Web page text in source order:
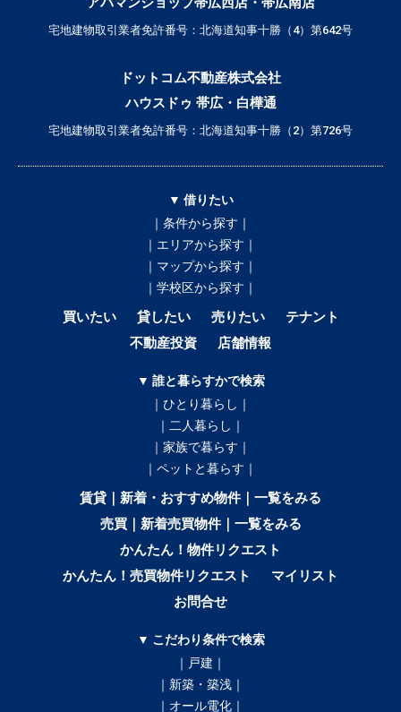
宅地建物取引業者免許番号：北海道知事十勝（4）第642号
ドットコム不動産株式会社
ハウスドゥ 帯広・白樺通
宅地建物取引業者免許番号：北海道知事十勝（2）第726号
▼ 借りたい
｜条件から探す｜
｜エリアから探す｜
｜マップから探す｜
｜学校区から探す｜
買いたい 貸したい 売りたい
テナント
不動産投資
店舗情報
▼ 誰と暮らすかで検索
｜ひとり暮らし｜
｜二人暮らし｜
｜家族で暮らす｜
｜ペットと暮らす｜
賃貸｜新着・おすすめ物件｜一覧をみる
売買｜新着売買物件｜一覧をみる
かんたん！物件リクエスト
かんたん！売買物件リクエスト
マイリスト
お問合せ
▼ こだわり条件で検索
｜戸建｜
｜新築・築浅｜
｜オール電化｜